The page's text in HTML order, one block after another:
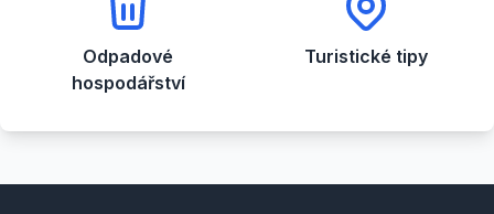
Odpadové
hospodářství
Turistické tipy